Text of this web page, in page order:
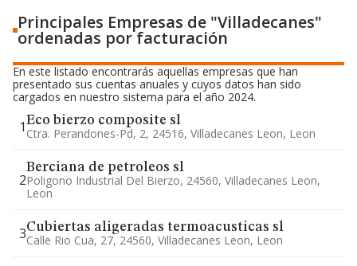
Principales Empresas de "Villadecanes"
ordenadas por facturación
En este listado encontrarás aquellas empresas que han
presentado sus cuentas anuales y cuyos datos han sido
cargados en nuestro sistema para el año 2024.
1Eco bierzo composite sl
Ctra. Perandones-Pd, 2, 24516, Villadecanes Leon, Leon
2
Berciana de petroleos sl
Poligono Industrial Del Bierzo, 24560, Villadecanes Leon,
Leon
3Cubiertas aligeradas termoacusticas sl
Calle Rio Cua, 27, 24560, Villadecanes Leon, Leon